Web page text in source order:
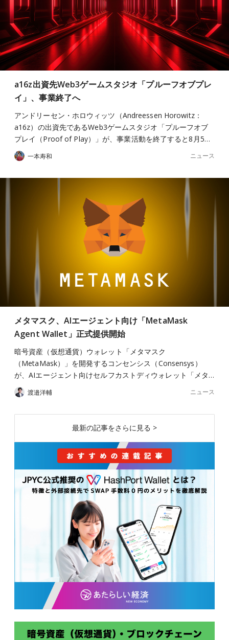
a16z出資先Web3ゲームスタジオ「プルーフオブプレ
イ」、事業終了へ
アンドリーセン・ホロウィッツ（Andreessen Horowitz：
a16z）の出資先であるWeb3ゲームスタジオ「プルーフオブ
プレイ（Proof of Play）」が、事業活動を終了すると8月5…
一本寿和 ニュース
メタマスク、AIエージェント向け「MetaMask
Agent Wallet」正式提供開始
暗号資産（仮想通貨）ウォレット「メタマスク
（MetaMask）」を開発するコンセンシス（Consensys）
が、AIエージェント向けセルフカストディウォレット「メタ…
渡邉洋輔 ニュース
最新の記事をさらに見る >